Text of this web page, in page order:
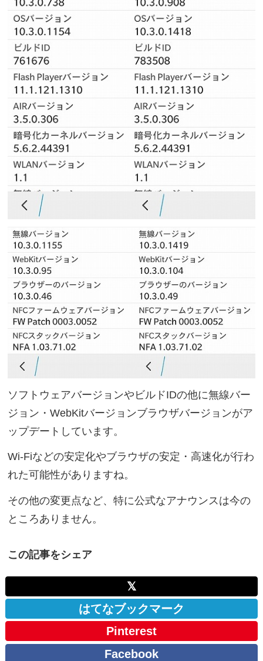
ソフトウェアバージョンやビルドIDの他に無線バー
ジョン・WebKitバージョンブラウザバージョンがア
ップデートしています。
Wi-Fiなどの安定化やブラウザの安定・高速化が行わ
れた可能性がありますね。
その他の変更点など、特に公式なアナウンスは今の
ところありません。
この記事をシェア
𝕏
はてなブックマーク
Pinterest
Facebook